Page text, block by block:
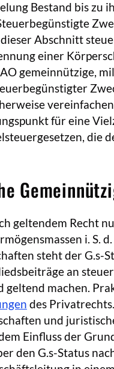
Bestand bis zu
dieser Abschnitt
einer
gemeinnützige,
für eine
die
geltendem Recht
i. S.
steht der G.s-
an
machen.
des
und
Einfluss der
den G.s-Status